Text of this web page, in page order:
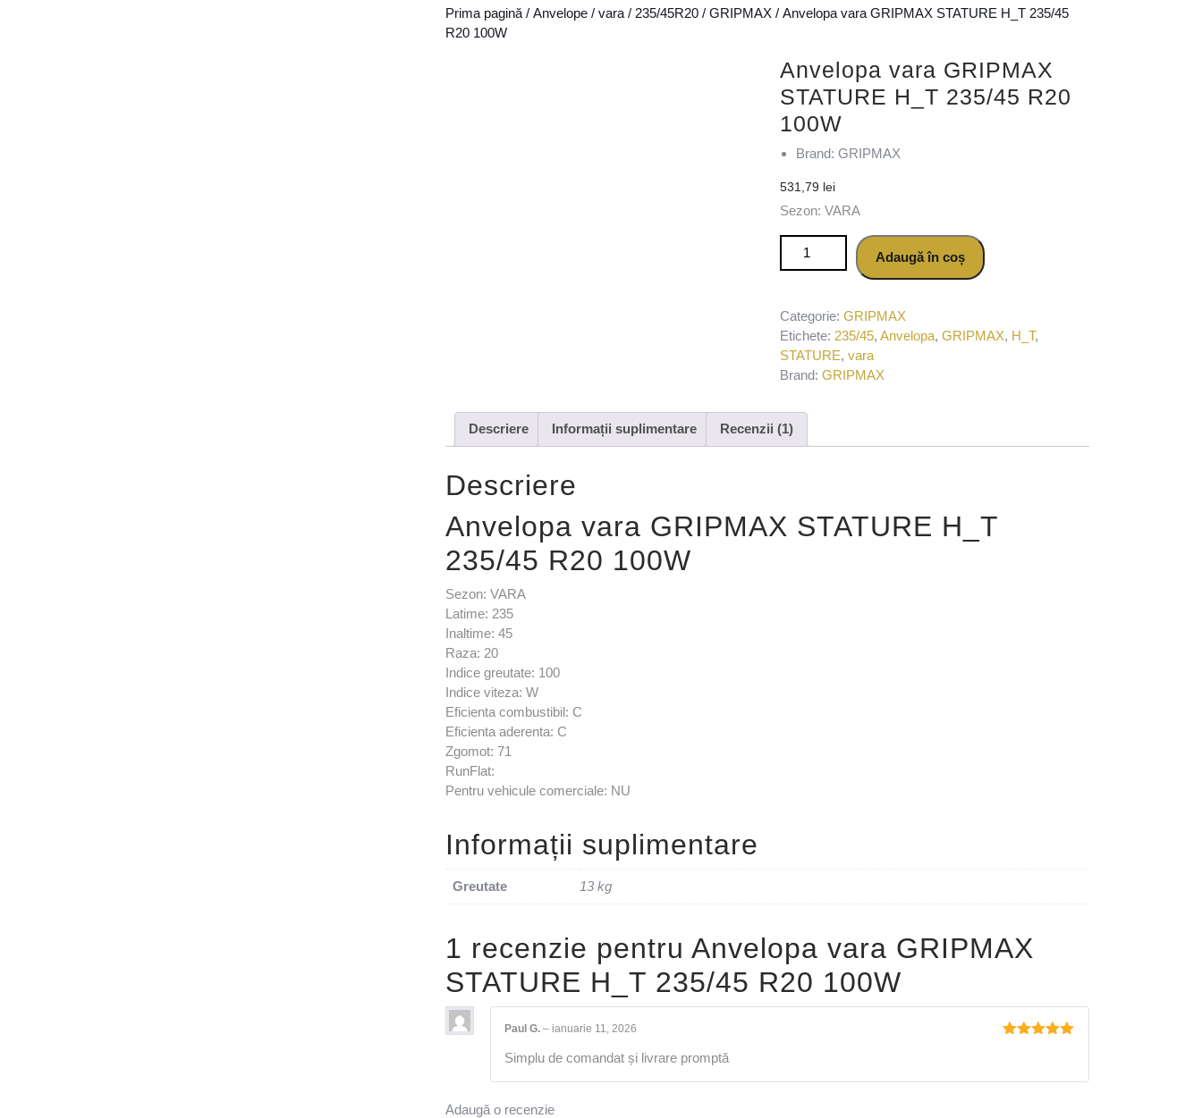
Prima pagină / Anvelope / vara / 235/45R20 / GRIPMAX / Anvelopa vara GRIPMAX STATURE H_T 235/45
R20 100W
Anvelopa vara GRIPMAX
STATURE H_T 235/45 R20
100W
Brand: GRIPMAX
531,79 lei
Sezon: VARA
Cantitate Anvelopa vara GRIPMAX STATURE H_T 235/45 R20 100W
Adaugă în coș
Categorie:GRIPMAX
Etichete: 235/45,Anvelopa,GRIPMAX, H_T,
STATURE,vara
Brand:GRIPMAX
Descriere Informații suplimentare Recenzii (1)
Descriere
Anvelopa vara GRIPMAX STATURE H_T
235/45 R20 100W
Sezon: VARA
Latime: 235
Inaltime: 45
Raza: 20
Indice greutate: 100
Indice viteza: W
Eficienta combustibil: C
Eficienta aderenta: C
Zgomot: 71
RunFlat:
Pentru vehicule comerciale: NU
Informații suplimentare
Greutate 13 kg
1 recenzie pentru Anvelopa vara GRIPMAX
STATURE H_T 235/45 R20 100W
Paul G. – ianuarie 11, 2026
Simplu de comandat și livrare promptă
Adaugă o recenzie